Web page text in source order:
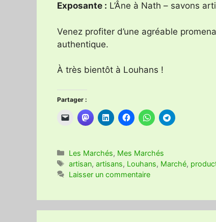
Exposante : L’Âne à Nath – savons
Venez profiter d’une agréable
authentique.
À très bientôt à Louhans !
Partager :
Catégories
Les Marchés, Mes Marchés
Étiquettes
artisan,artisans, Louhans, Marché,
Laisser un commentaire